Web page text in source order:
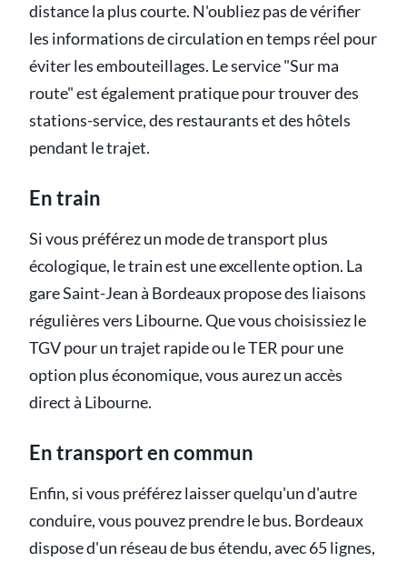
distance la plus courte. N'oubliez pas de vérifier
les informations de circulation en temps réel pour
éviter les embouteillages. Le service "Sur ma
route" est également pratique pour trouver des
stations-service, des restaurants et des hôtels
pendant le trajet.
En train
Si vous préférez un mode de transport plus
écologique, le train est une excellente option. La
gare Saint-Jean à Bordeaux propose des liaisons
régulières vers Libourne. Que vous choisissiez le
TGV pour un trajet rapide ou le TER pour une
option plus économique, vous aurez un accès
direct à Libourne.
En transport en commun
Enfin, si vous préférez laisser quelqu'un d'autre
conduire, vous pouvez prendre le bus. Bordeaux
dispose d'un réseau de bus étendu, avec 65 lignes,